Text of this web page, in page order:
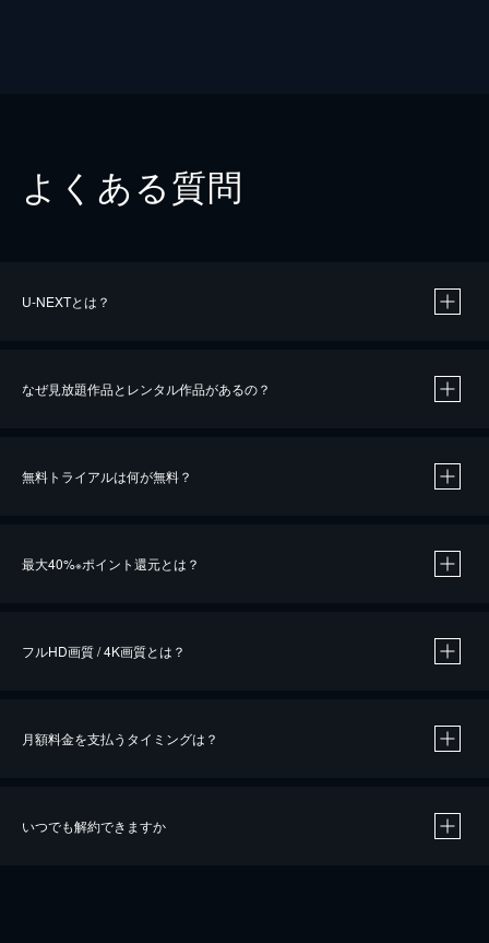
よくある質問
U-NEXTとは？
なぜ見放題作品とレンタル作品があるの？
無料トライアルは何が無料？
最大40%※ポイント還元とは？
※40％ポイント還元の対象は、クレジットカード決済による作品の購入 / レンタルです。
iOSアプリのUコイン決済による作品の購入 / レンタルは、20％のポイント還元です。
フルHD画質 / 4K画質とは？
月額料金を支払うタイミングは？
いつでも解約できますか